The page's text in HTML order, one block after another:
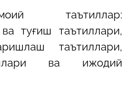
таътиллар:
туғиш таътиллари,
таътиллари,
ва ижодий